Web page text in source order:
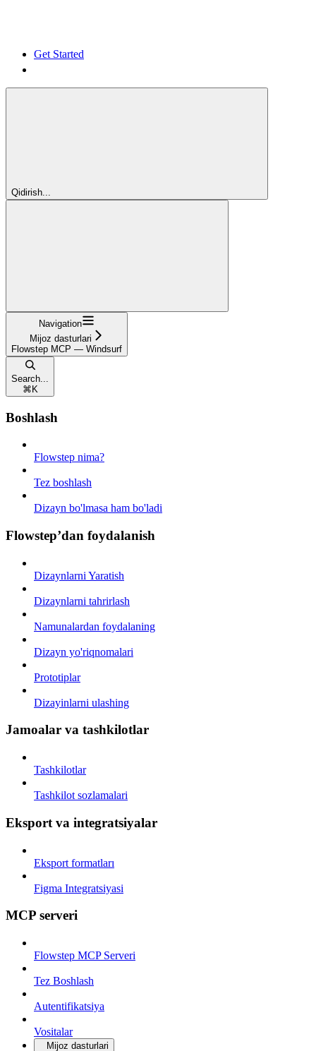
Get Started
Qidirish...
Navigation
Mijoz dasturlari
Flowstep MCP — Windsurf
Search...
⌘ K
Boshlash
Flowstep nima?
Tez boshlash
Dizayn bo'lmasa ham bo'ladi
Flowstep’dan foydalanish
Dizaynlarni Yaratish
Dizaynlarni tahrirlash
Namunalardan foydalaning
Dizayn yo'riqnomalari
Prototiplar
Dizayinlarni ulashing
Jamoalar va tashkilotlar
Tashkilotlar
Tashkilot sozlamalari
Eksport va integratsiyalar
Eksport formatları
Figma Integratsiyasi
MCP serveri
Flowstep MCP Serveri
Tez Boshlash
Autentifikatsiya
Vositalar
Mijoz dasturlari